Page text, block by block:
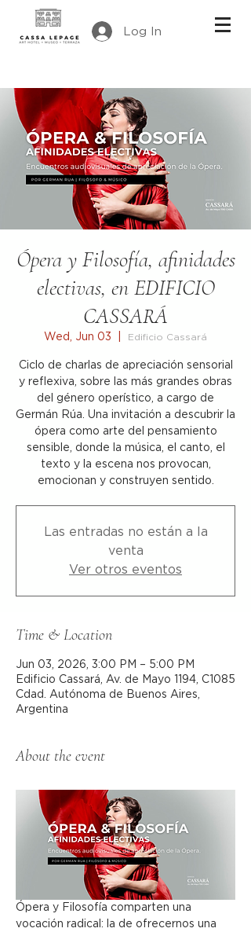
Log In
Ópera y Filosofía, afinidades
electivas, en EDIFICIO
CASSARÁ
Wed, Jun 03 Edificio Cassará
Ciclo de charlas de apreciación sensorial
y reflexiva, sobre las más grandes obras
del género operístico, a cargo de
Germán Rúa. Una invitación a descubrir la
ópera como arte del pensamiento
sensible, donde la música, el canto, el
texto y la escena nos provocan,
emocionan y construyen sentido.
Las entradas no están a la
venta
Ver otros eventos
Time & Location
Jun 03, 2026, 3:00 PM – 5:00 PM
Edificio Cassará, Av. de Mayo 1194, C1085
Cdad. Autónoma de Buenos Aires,
Argentina
About the event
Ópera y Filosofía comparten una
vocación radical: la de ofrecernos una